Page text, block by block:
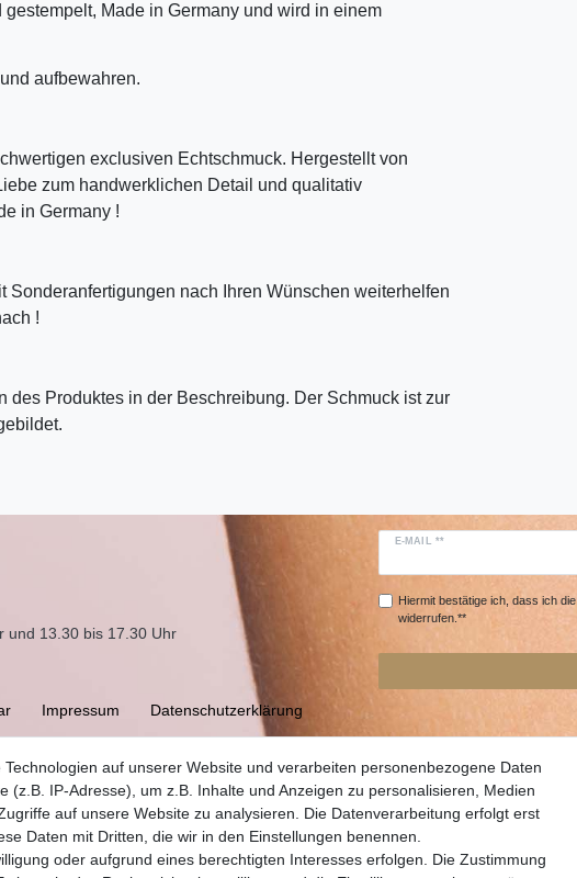
Made in Germany und wird in einem
aufbewahren.
exclusiven Echtschmuck. Hergestellt von
zum handwerklichen Detail und qualitativ
in Germany !
Sonderanfertigungen nach Ihren Wünschen weiterhelfen
!
des Produktes in der Beschreibung. Der Schmuck ist zur
auf unserer Website und verarbeiten personenbezogene Daten
(z.B. IP-Adresse), um z.B. Inhalte und Anzeigen zu personalisieren, Medien
auf unsere Website zu analysieren. Die Datenverarbeitung erfolgt erst
Daten mit Dritten, die wir in den Einstellungen benennen.
oder aufgrund eines berechtigten Interesses erfolgen. Die Zustimmung
und 13.30 bis 17.30 Uhr
Impressum Daten­schutz­erklärung
E-MAIL **
Hiermit bestätige ich, dass ich die
widerrufen.**